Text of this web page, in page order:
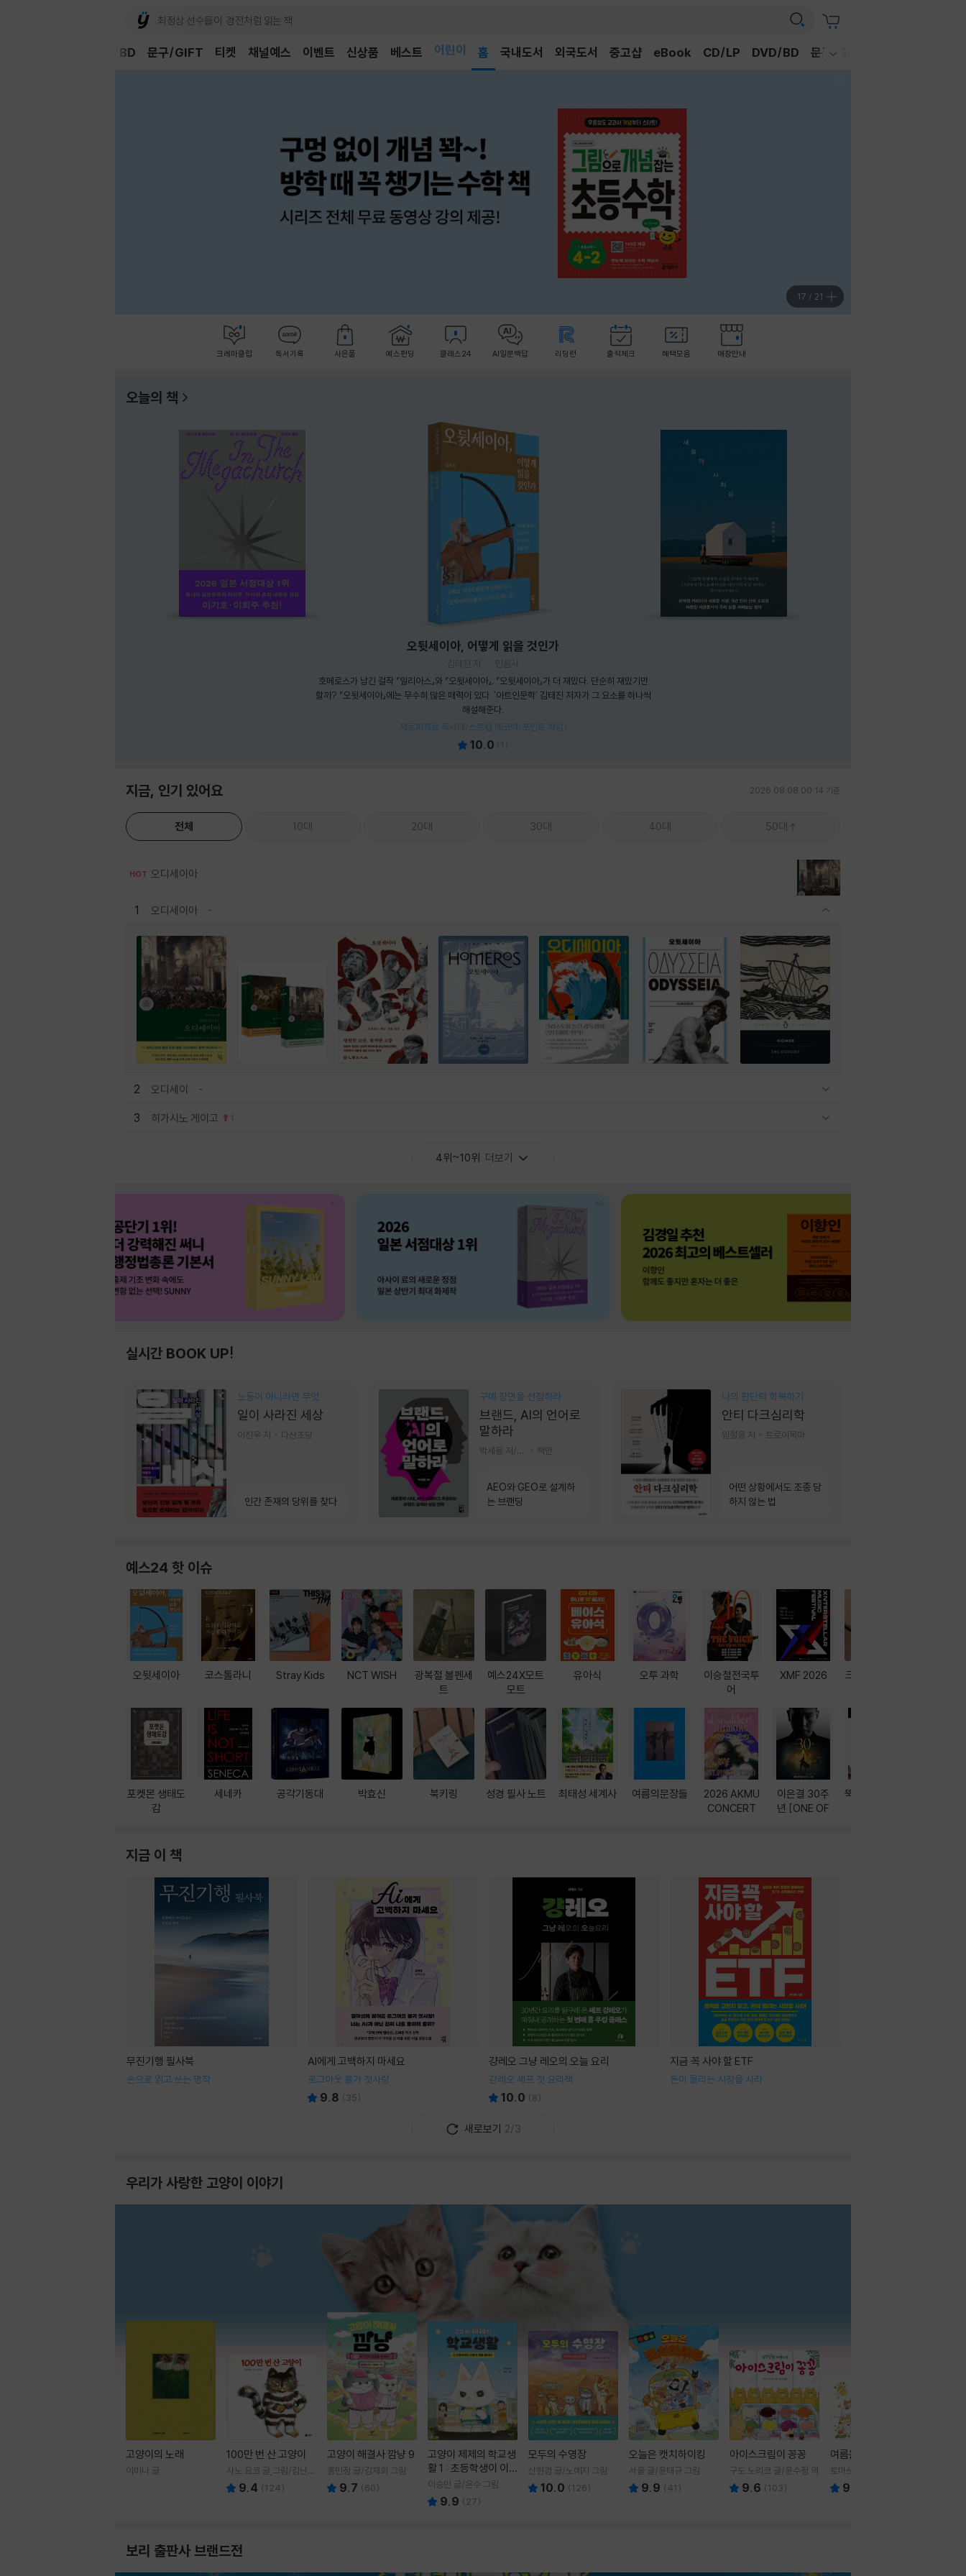
채널예스 이벤트 신상품 베스트
독후감
홈 국내도서 외국도서 중고샵 eBook CD/LP DVD/BD 문구/GIFT
DVD/BD 문구/GIFT 티켓
18 / 21
크레마클럽 독서기록 사은품 예스펀딩 클래스24 AI일문백답 리딩런 출석체크 혜택모음 매장안내
오늘의 책
오뒷세이아, 어떻게 읽을 것인가
김태진 저
민음사
호메로스가 남긴 걸작 『일리아스』와 『오뒷세이아』. 『오뒷세이아』가 더 재밌다. 단순히 재밌기만
할까? 『오뒷세이아』에는 무수히 많은 매력이 있다. '아트인문학' 김태진 저자가 그 요소를 하나씩
해설해준다.
제로퍼제로 독서대/스트랩 에코백(포인트 차감)
10.0 (1 )
지금, 인기 있어요 2026.08.08 00:14 기준
전체 10대 20대 30대 40대 50대
HOT 오디세이아
1 오디세이아
2 오디세이
3 히가시노 게이고 1
4위~10위 더보기
실시간 BOOK UP!
노동이 아니라면 무엇
일이 사라진 세상
이진우 저 다산초당
인간 존재의 당위를 찾다
구매 장면을 선점하라
브랜드, AI의 언어로
말하라
책만
AEO와 GEO로 설계하
는 브랜딩
나의 판단력 회복하기
안티 다크심리학
임철웅 저 트로이목마
어떤 상황에서도 조종 당
하지 않는 법
예스24 핫 이슈
오뒷세이아
포켓몬 생태도
감
코스톨라니
세네카
Stray Kids
공각기동대
NCT WISH
박효신
광복절 볼펜세
트
북키링
예스24X모트
모트
성경 필사 노트
유아식
최태성 세계사
오투 과학
여름의문장들
이승철전국투
어
2026 AKMU
CONCERT
XMF 2026
이은결 30주
년 [ONE OF
크레마 이북 리
뚝딱! AI 3대장
지금 이 책
무진기행 필사북
손으로 읽고 쓰는 명작
AI에게 고백하지 마세요
로그아웃 불가 첫사랑
9.8 ( 35)
걍레오 그냥 레오의 오늘 요리
강레오 셰프 첫 요리책
10.0 (8)
지금 꼭 사야 할 ETF
돈이 몰리는 시장을 사라
새로보기 2/3
우리가 사랑한 고양이 이야기
고양이의 노래
이미나 글
100만 번 산 고양이
사노 요코 글,그림/김난주
역 9.4 (124)
고양이 해결사 깜냥 9
홍민정 글/김재희 그림
9.7 (60)
고양이 제제의 학교생
활 1 : 초등학생이 이
렇게 힘들 줄이야
이승민 글/온수 그림
9.9 ( 27)
모두의 수영장
신현경 글/노예지 그림
10.0 (126)
오늘은 캣치하이킹
서율 글/윤태규 그림
9.9 (41 )
아이스크림이 꽁꽁
구도 노리코 글/윤수정 역
9.6 (103)
여름을 부탁해
토마쓰리 글그림
9.8
보리 출판사 브랜드전